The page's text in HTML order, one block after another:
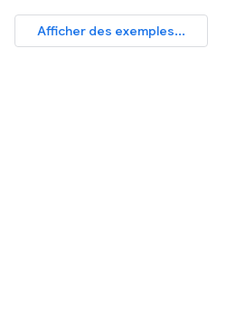
Afficher des exemples...